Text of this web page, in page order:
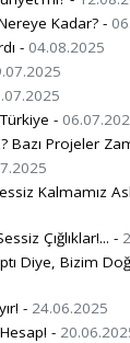
Kadar? -
- 04.08.2025
Türkiye -
Bazı Projeler
Kalmamız
Çığlıklar!... -
Diye, Bizim
- 24.06.2025
-